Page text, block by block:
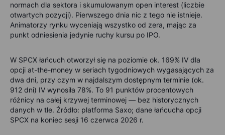
normach dla sektora i skumulowanym open interest (liczbie
otwartych pozycji). Pierwszego dnia nic z tego nie istnieje.
Animatorzy rynku wyceniają wszystko od zera, mając za
punkt odniesienia jedynie ruchy kursu po IPO.
W SPCX łańcuch otworzył się na poziomie ok. 169% IV dla
opcji at-the-money w seriach tygodniowych wygasających za
dwa dni, przy czym w najdalszym dostępnym terminie (ok.
912 dni) IV wynosiła 78%. To 91 punktów procentowych
różnicy na całej krzywej terminowej — bez historycznych
danych w tle. Źródło: platforma Saxo; dane łańcucha opcji
SPCX na koniec sesji 16 czerwca 2026 r.